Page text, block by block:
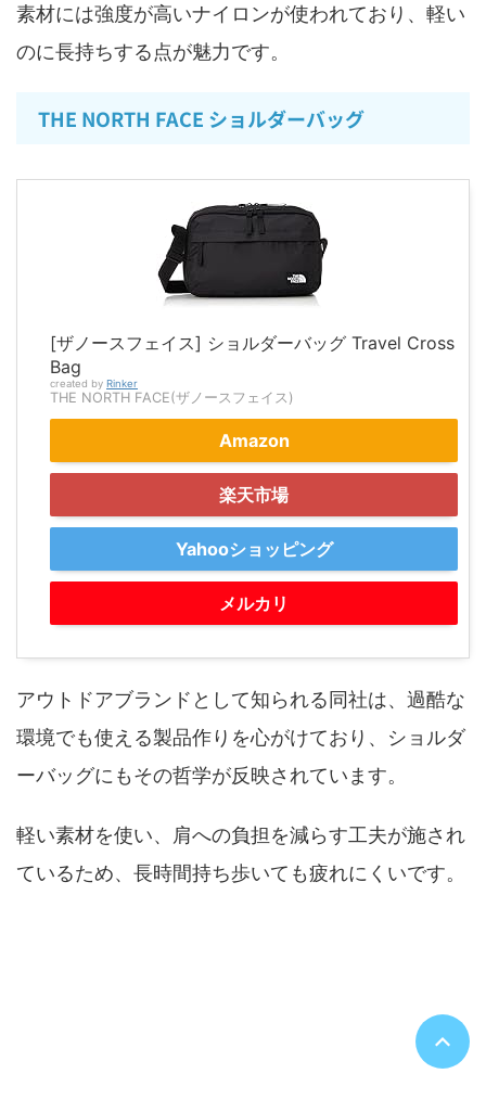
素材には強度が高いナイロンが使われており、軽い
のに長持ちする点が魅力です。
THE NORTH FACE ショルダーバッグ
[ザノースフェイス] ショルダーバッグ Travel Cross
Bag
created by Rinker
THE NORTH FACE(ザノースフェイス)
Amazon
楽天市場
Yahooショッピング
メルカリ
アウトドアブランドとして知られる同社は、過酷な
環境でも使える製品作りを心がけており、ショルダ
ーバッグにもその哲学が反映されています。
軽い素材を使い、肩への負担を減らす工夫が施され
ているため、長時間持ち歩いても疲れにくいです。
ディズニーランド・シーのバッグは何がい